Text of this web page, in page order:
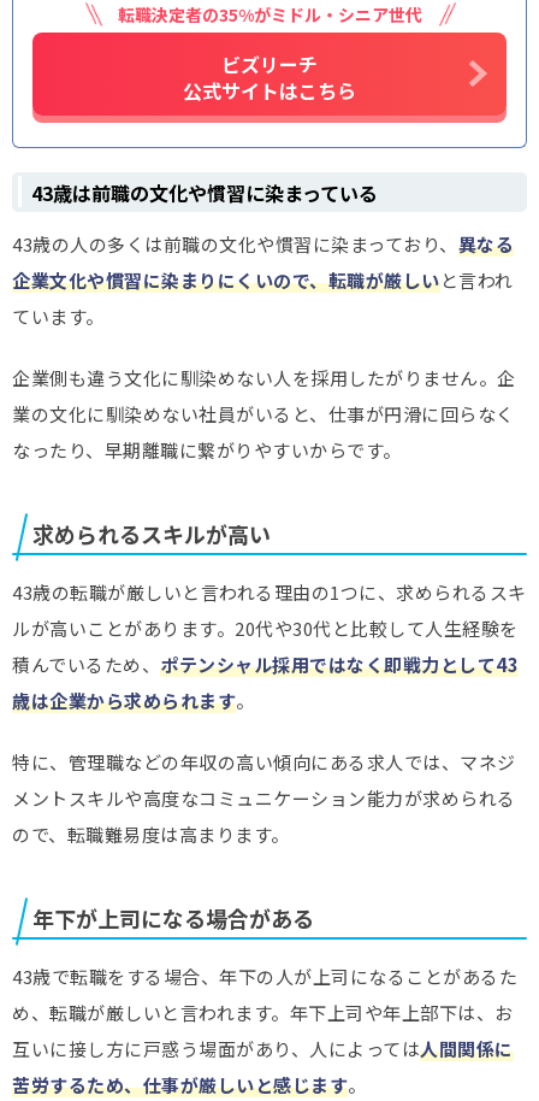
セカンドキャリア模索中さん(51歳)
50代からの年収アップを狙うなら、ハイクラス向けの
サービスは必須です。今すぐ動く気がなくても、先に登
があります。
勤続20年以上の会社から思い切って転職しただけで、
ったのか…。「転職活動はノーリスク」という言葉を
信じて行動して、本当に良かったです。
年収120万UPさん(50歳)
悩んでいる時間がもったいない。私は転職しただけで、
月収が10万上がりました。決断が早いほど、有利な条
件を引き寄せやすいのかもしれません。
元・大手金融部長さん(58歳)
たら、年収1.5倍のオファーが来ました。いつチャンス
が来てもいいように、常に戦う準備を整えておくことが
夫を支えるYさん(55歳)
転職決定者の35%がミドル・シニア世代
ビズリーチ
公式サイトはこちら
43歳は前職の文化や慣習に染まっている
43歳の人の多くは前職の文化や慣習に染まっており、 異なる
企業文化や慣習に染まりにくいので、転職が厳しいと言われ
ています。
企業側も違う文化に馴染めない人を採用したがりません。企
業の文化に馴染めない社員がいると、仕事が円滑に回らなく
なったり、早期離職に繋がりやすいからです。
求められるスキルが高い
43歳の転職が厳しいと言われる理由の1つに、求められるスキ
ルが高いことがあります。20代や30代と比較して人生経験を
積んでいるため、 ポテンシャル採用ではなく即戦力として43
歳は企業から求められます。
特に、管理職などの年収の高い傾向にある求人では、マネジ
メントスキルや高度なコミュニケーション能力が求められる
ので、転職難易度は高まります。
年下が上司になる場合がある
43歳で転職をする場合、年下の人が上司になることがあるた
め、転職が厳しいと言われます。年下上司や年上部下は、お
互いに接し方に戸惑う場面があり、人によっては人間関係に
苦労するため、仕事が厳しいと感じます。